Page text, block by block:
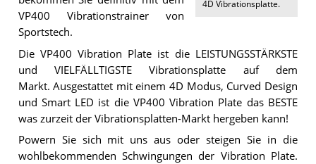
4D Vibrationsplatte.
VP400 Vibrationstrainer von
Sportstech.
Die VP400 Vibration Plate ist die LEISTUNGSSTÄRKSTE
und VIELFÄLLTIGSTE Vibrationsplatte auf dem
Markt. Ausgestattet mit einem 4D Modus, Curved Design
und Smart LED ist die VP400 Vibration Plate das BESTE
was zurzeit der Vibrationsplatten-Markt hergeben kann!
Powern Sie sich mit uns aus oder steigen Sie in die
wohlbekommenden Schwingungen der Vibration Plate.